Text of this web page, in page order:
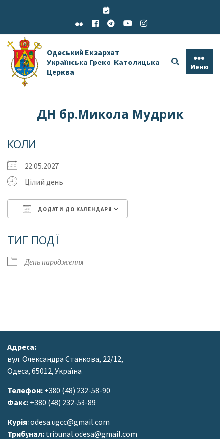
Одеський Екзархат
Українська Греко-Католицька
Церква
Меню
ДН бр.Микола Мудрик
КОЛИ
22.05.2027
Цілий день
ДОДАТИ ДО КАЛЕНДАРЯ
ТИП ПОДІЇ
День народження
Адреса:
вул. Олександра Станкова, 22/12,
Одеса, 65012, Україна
Телефон: +380 (48) 232-58-90
Факс: +380 (48) 232-58-89
Курія:odesa.ugcc@gmail.com
Трибунал: tribunal.odesa@gmail.com